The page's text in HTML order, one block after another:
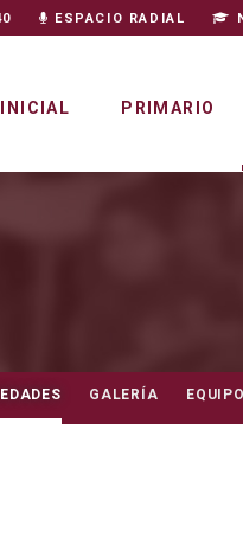
ESPACIO RADIAL
INICIAL PRIMARIO
GALERÍA